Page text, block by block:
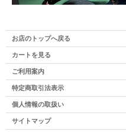
お店のトップへ戻る
カートを見る
ご利用案内
特定商取引法表示
個人情報の取扱い
サイトマップ